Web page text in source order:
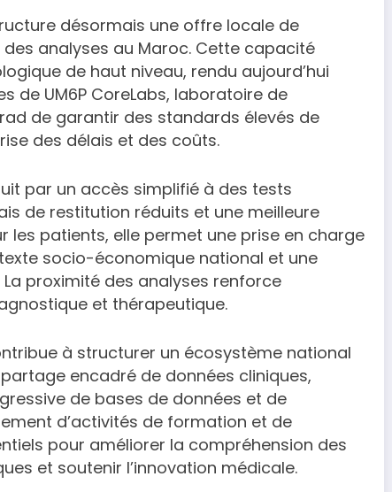
désormais une offre locale de
analyses au Maroc. Cette capacité
de haut niveau, rendu aujourd’hui
de UM6P CoreLabs, laboratoire de
de garantir des standards élevés de
des délais et des coûts.
par un accès simplifié à des tests
de restitution réduits et une meilleure
les patients, elle permet une prise en charge
socio-économique national et une
proximité des analyses renforce
et thérapeutique.
à structurer un écosystème national
encadré de données cliniques,
de bases de données et de
d’activités de formation et de
pour améliorer la compréhension des
et soutenir l’innovation médicale.